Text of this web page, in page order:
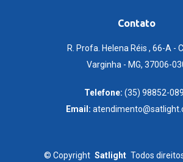
Contato
R. Profa. Helena Réis , 66-A -
Varginha - MG, 37006-
Telefone: (35) 98852-
Email:
© Copyright Satlight Todos